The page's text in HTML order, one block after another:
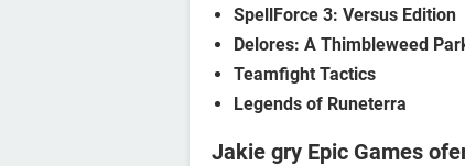
SpellForce 3: Versus Edition
Delores: A Thimbleweed
Teamfight Tactics
Legends of Runeterra
Jakie gry Epic Games